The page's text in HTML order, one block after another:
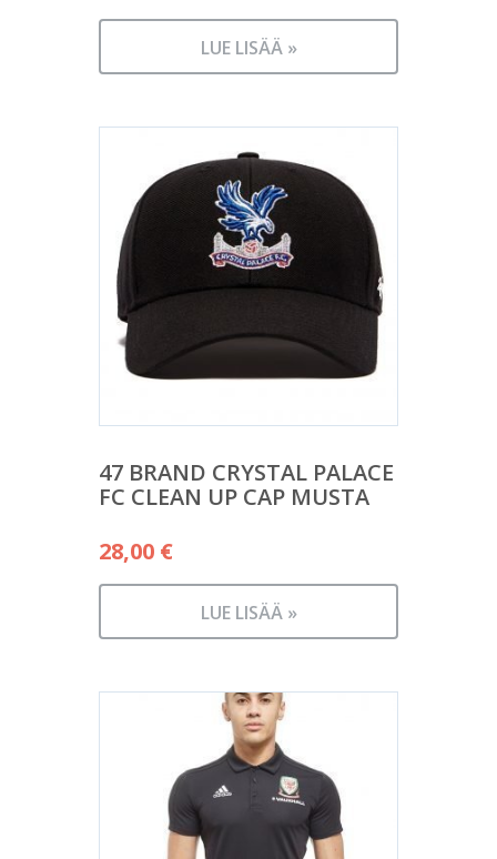
LUE LISÄÄ »
47 BRAND CRYSTAL PALACE
FC CLEAN UP CAP MUSTA
28,00 €
LUE LISÄÄ »